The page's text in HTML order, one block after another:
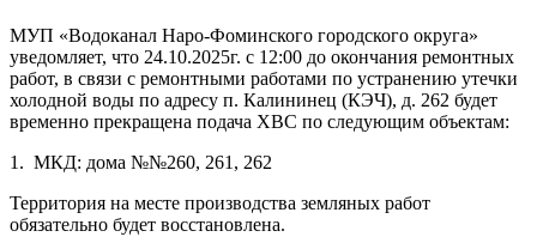
МУП «Водоканал Наро-Фоминского городского округа»
уведомляет, что 24.10.2025г. с 12:00 до окончания ремонтных
работ, в связи с ремонтными работами по устранению утечки
холодной воды по адресу п. Калининец (КЭЧ), д. 262 будет
временно прекращена подача ХВС по следующим объектам:
1. МКД: дома №№260, 261, 262
Территория на месте производства земляных работ
обязательно будет восстановлена.